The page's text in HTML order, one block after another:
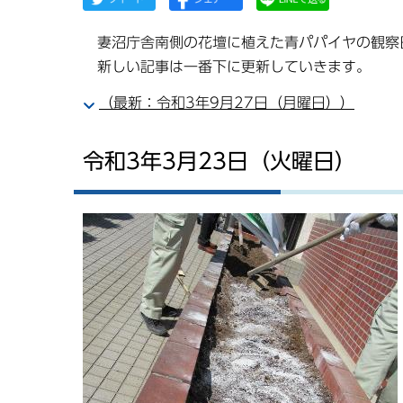
妻沼庁舎南側の花壇に植えた青パパイヤの観察
新しい記事は一番下に更新していきます。
（最新：令和3年9月27日（月曜日））
令和3年3月23日（火曜日）